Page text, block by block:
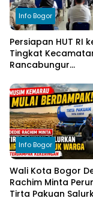
Info Bogor
Persiapan HUT RI
Tingkat
Rancabungur
Cimulang,
Elemen
Info Bogor
Wali Kota Bogor
Rachim Minta
Tirta Pakuan